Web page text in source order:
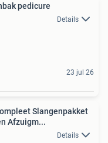
pedicure
Details
23 jul 26
Slangenpakket
Afzuigm...
Details